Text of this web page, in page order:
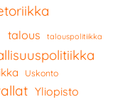
talous talouspolitiikka
Uskonto
Yliopisto